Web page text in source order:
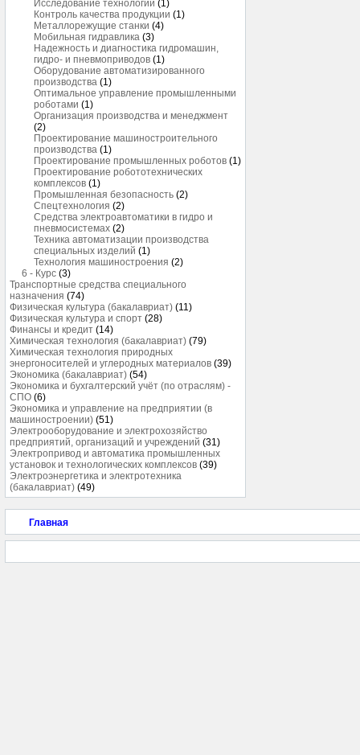
Исследование технологий (1)
Контроль качества продукции (1)
Металлорежущие станки (4)
Мобильная гидравлика (3)
Надежность и диагностика гидромашин,
гидро- и пневмоприводов (1)
Оборудование автоматизированного
производства (1)
Оптимальное управление промышленными
роботами (1)
Организация производства и менеджмент
(2)
Проектирование машиностроительного
производства (1)
Проектирование промышленных роботов (1)
Проектирование робототехнических
комплексов (1)
Промышленная безопасность (2)
Спецтехнология (2)
Средства электроавтоматики в гидро и
пневмосистемах (2)
Техника автоматизации производства
специальных изделий (1)
Технология машиностроения (2)
6 - Курс (3)
Транспортные средства специального
назначения (74)
Физическая культура (бакалавриат) (11)
Физическая культура и спорт (28)
Финансы и кредит (14)
Химическая технология (бакалавриат) (79)
Химическая технология природных
энергоносителей и углеродных материалов (39)
Экономика (бакалавриат) (54)
Экономика и бухгалтерский учёт (по отраслям) -
СПО (6)
Экономика и управление на предприятии (в
машиностроении) (51)
Электрооборудование и электрохозяйство
предприятий, организаций и учреждений (31)
Электропривод и автоматика промышленных
установок и технологических комплексов (39)
Электроэнергетика и электротехника
(бакалавриат) (49)
Главная